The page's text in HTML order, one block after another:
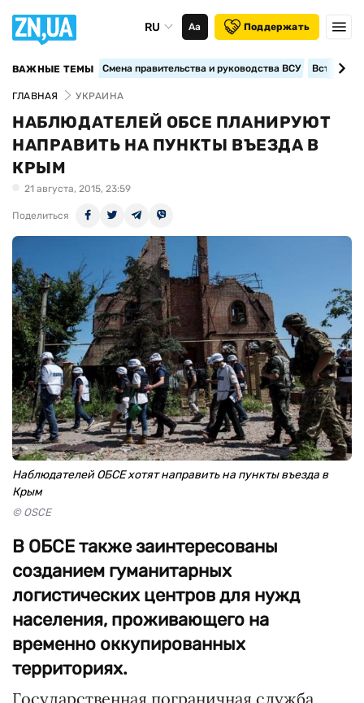
RU Аа Поддержать
ВАЖНЫЕ ТЕМЫ Смена правительства и руководства ВСУ
ГЛАВНАЯ УКРАИНА
НАБЛЮДАТЕЛЕЙ ОБСЕ ПЛАНИРУЮТ
НАПРАВИТЬ НА ПУНКТЫ ВЪЕЗДА В
КРЫМ
21 августа, 2015, 23:59
Поделиться
Наблюдателей ОБСЕ хотят направить на пункты въезда в
Крым
© OSCE
В ОБСЕ также заинтересованы
созданием гуманитарных
логистических центров для нужд
населения, проживающего на
временно оккупированных
территориях.
Государственная пограничная служба